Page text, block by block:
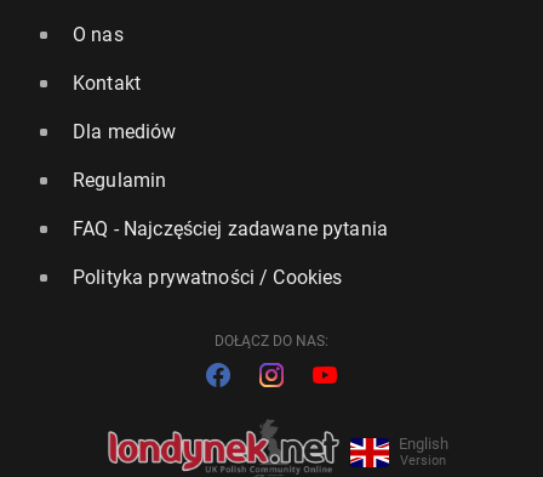
O nas
Kontakt
Dla mediów
Regulamin
FAQ - Najczęściej zadawane pytania
Polityka prywatności / Cookies
DOŁĄCZ DO NAS:
English
Version